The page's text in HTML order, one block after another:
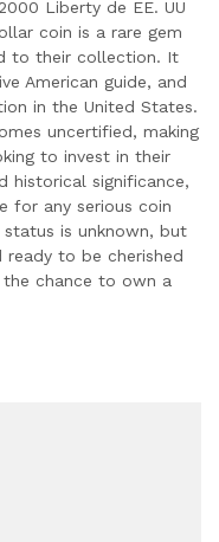
Liberty de EE. UU
coin is a rare gem
to their collection. It
American guide, and
in the United States.
uncertified, making
to invest in their
historical significance,
for any serious coin
is unknown, but
to be cherished
chance to own a